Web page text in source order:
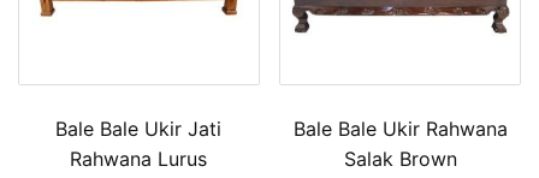
Bale Bale Ukir Jati
Rahwana Lurus
Bale Bale Ukir Rahwana
Salak Brown